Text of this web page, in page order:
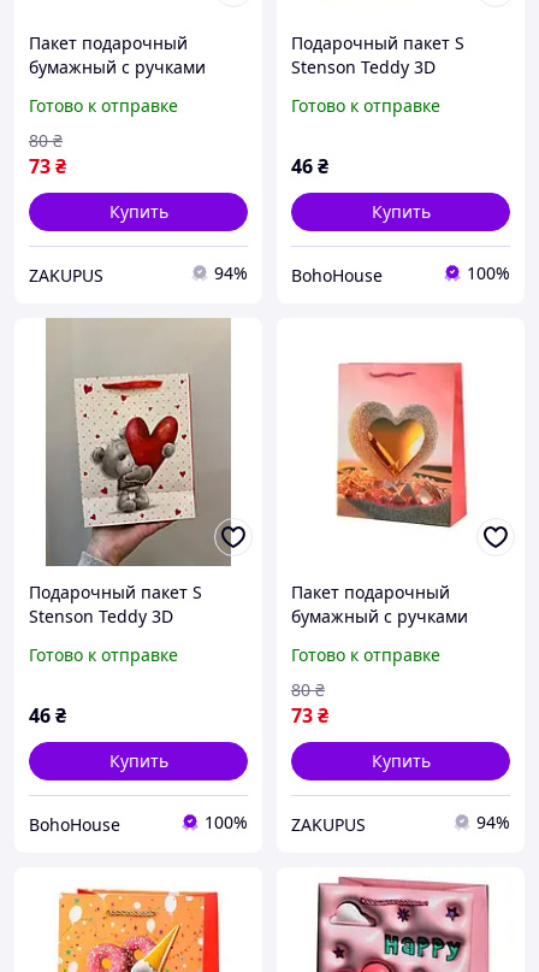
Пакет подарочный
бумажный с ручками
30х41.5х12 см Cyan
Готово к отправке
73₴
80 ₴
Купить
ZAKUPUS 94%
Подарочный пакет S
Stenson Teddy 3D
Готово к отправке
46₴
Купить
BohoHouse 100%
Подарочный пакет S
Stenson Teddy 3D
Готово к отправке
46₴
Купить
BohoHouse 100%
Пакет подарочный
бумажный с ручками
30х41.5х12 см Pink
Готово к отправке
73₴
80 ₴
Купить
ZAKUPUS 94%